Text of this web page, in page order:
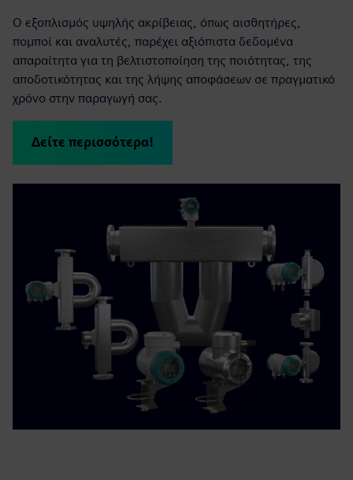
Ο εξοπλισμός υψηλής ακρίβειας, όπως αισθητήρες,
πομποί και αναλυτές, παρέχει αξιόπιστα δεδομένα
απαραίτητα για τη βελτιστοποίηση της ποιότητας, της
αποδοτικότητας και της λήψης αποφάσεων σε πραγματικό
χρόνο στην παραγωγή σας.
Δείτε περισσότερα!